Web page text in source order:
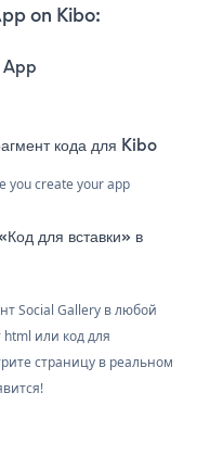
on Kibo:
App
кода для Kibo
you create your app
для вставки» в
Social Gallery в любой
или код для
страницу в реальном